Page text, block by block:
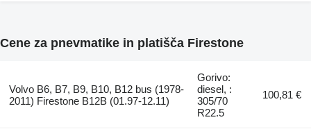
Cene za pnevmatike in platišča Firestone
Volvo B6, B7, B9, B10, B12 bus (1978-
2011) Firestone B12B (01.97-12.11)
Gorivo:
diesel, :
305/70
R22.5
100,81 €